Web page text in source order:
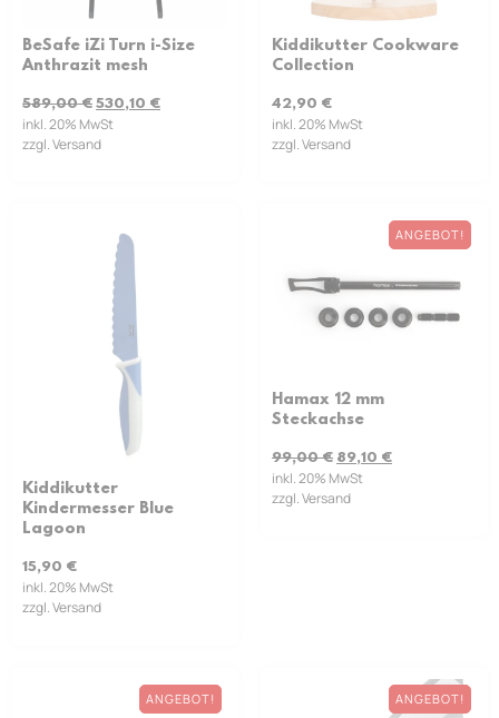
BeSafe iZi Turn i-Size
Anthrazit mesh
589,00€ 530,10 €
inkl. 20% MwSt
zzgl. Versand
Kiddikutter Cookware
Collection
42,90 €
inkl. 20% MwSt
zzgl. Versand
Kiddikutter
Kindermesser Blue
Lagoon
15,90 €
inkl. 20% MwSt
zzgl. Versand
ANGEBOT!
Hamax 12 mm
Steckachse
99,00€ 89,10 €
inkl. 20% MwSt
zzgl. Versand
ANGEBOT! ANGEBOT!